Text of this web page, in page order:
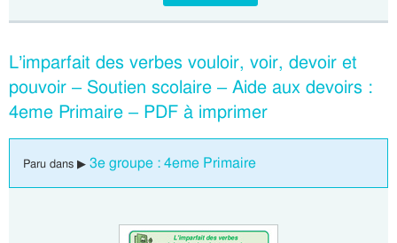
L’imparfait des verbes vouloir, voir, devoir et
pouvoir – Soutien scolaire – Aide aux devoirs :
4eme Primaire – PDF à imprimer
Paru dans ▶ 3e groupe : 4eme Primaire